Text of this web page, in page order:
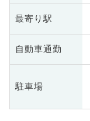
最寄り駅
自動車通勤
駐車場